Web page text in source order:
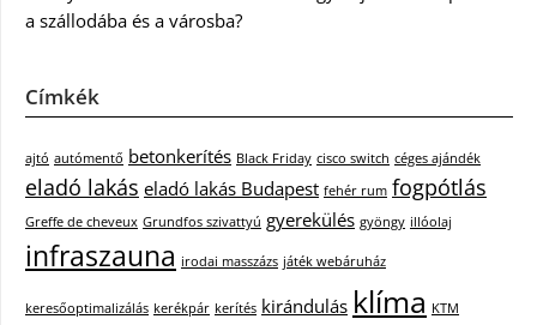
a szállodába és a városba?
Címkék
ajtó autómentő betonkerítés Black Friday cisco switch céges ajándék
eladó lakás eladó lakás Budapest fehér rum fogpótlás
Greffe de cheveux Grundfos szivattyú gyerekülés gyöngy illóolaj
infraszauna irodai masszázs játék webáruház
keresőoptimalizálás kerékpár kerítés kirándulás klíma KTM